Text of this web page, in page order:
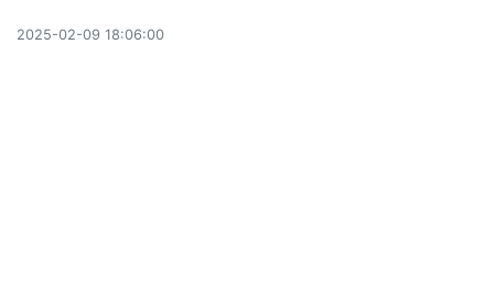
2025-02-09 18:06:00